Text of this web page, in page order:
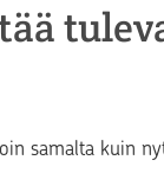
samalta kuin